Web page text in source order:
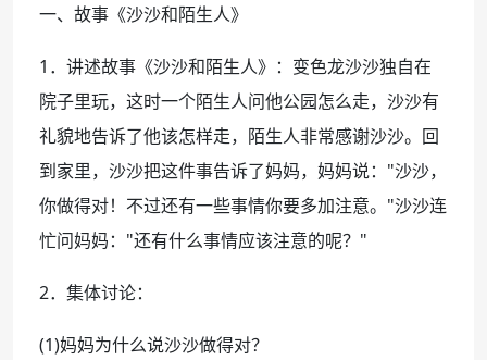
一、故事《沙沙和陌生人》
1．讲述故事《沙沙和陌生人》：变色龙沙沙独自在
院子里玩，这时一个陌生人问他公园怎么走，沙沙有
礼貌地告诉了他该怎样走，陌生人非常感谢沙沙。回
到家里，沙沙把这件事告诉了妈妈，妈妈说："沙沙，
你做得对！不过还有一些事情你要多加注意。"沙沙连
忙问妈妈："还有什么事情应该注意的呢？"
2．集体讨论：
(1)妈妈为什么说沙沙做得对？